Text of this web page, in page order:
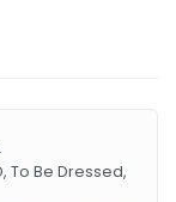
To Be Dressed,